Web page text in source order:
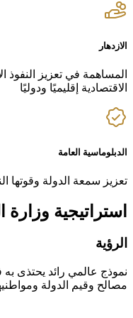
الازدهار
المساهمة في تعزيز النفوذ
الاقتصادية إقليميًا ودوليًا
الدبلوماسية العامة
تعزيز سمعة الدولة وقوتها
استراتيجية وزارة
الرؤية
نموذج عالمي رائد يحتذى به
مصالح وقيم الدولة